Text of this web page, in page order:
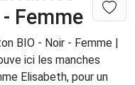
Femme
BIO - Noir - Femme |
ici les manches
Elisabeth, pour un